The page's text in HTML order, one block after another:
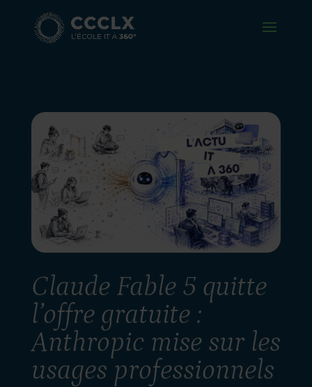
Claude Fable 5 quitte
l’offre gratuite :
Anthropic mise sur les
usages professionnels